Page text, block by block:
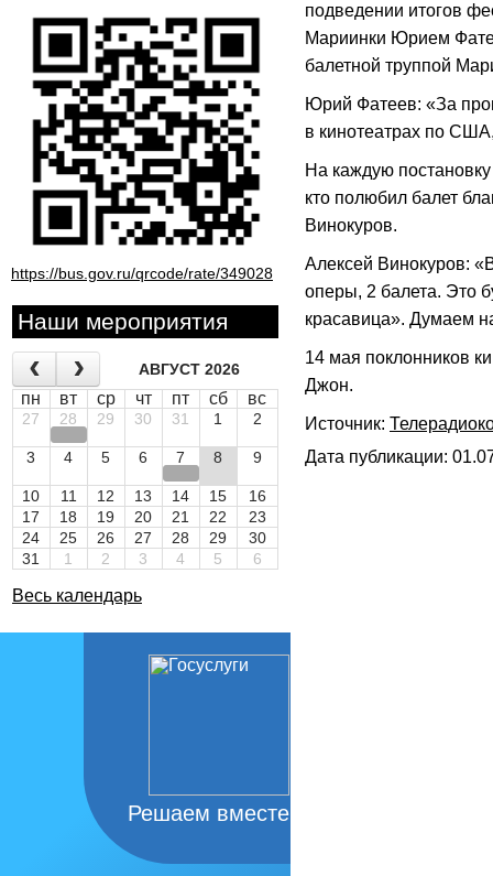
https://bus.gov.ru/qrcode/rate/349028
Наши мероприятия
АВГУСТ 2026
пн вт ср чт пт сб вс
27 28 29 30 31 1 2
3 4 5 6 7 8 9
10 11 12 13 14 15
16
17
18 19 20 21 22
23
24
25 26 27 28 29
30
31
1 2 3 4 5 6
Весь календарь
Решаем вместе
подведении итогов
Мариинки Юрием
балетной труппой
Юрий Фатеев: «За
в кинотеатрах по
На каждую
кто полюбил балет
Винокуров.
Алексей Винокуров:
оперы, 2 балета. Это
красавица». Думаем
14 мая поклонников
Джон.
Источник:
Дата публикации: